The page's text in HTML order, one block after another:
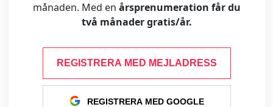
månaden. Med en årsprenumeration får du
två månader gratis/år.
REGISTRERA MED MEJLADRESS
REGISTRERA MED GOOGLE